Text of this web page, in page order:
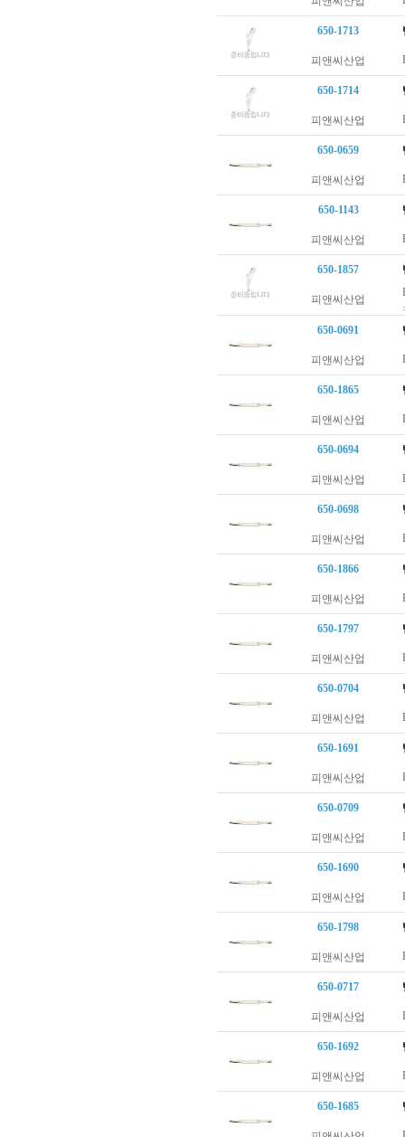
650-1713
피앤씨산업
650-1714
피앤씨산업
650-0659
피앤씨산업
650-1143
피앤씨산업
650-1857
피앤씨산업
650-0691
피앤씨산업
650-1865
피앤씨산업
650-0694
피앤씨산업
650-0698
피앤씨산업
650-1866
피앤씨산업
650-1797
피앤씨산업
650-0704
피앤씨산업
650-1691
피앤씨산업
650-0709
피앤씨산업
650-1690
피앤씨산업
650-1798
피앤씨산업
650-0717
피앤씨산업
650-1692
피앤씨산업
650-1685